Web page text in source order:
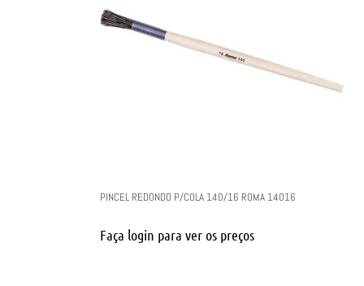
PINCEL REDONDO P/COLA 140/16 ROMA 14016
Faça login para ver os preços